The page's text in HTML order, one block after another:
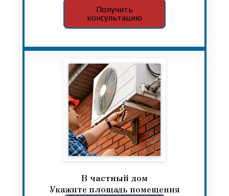
Получить
консультацию
В частный дом​​​​​​​
Укажите площадь помещения